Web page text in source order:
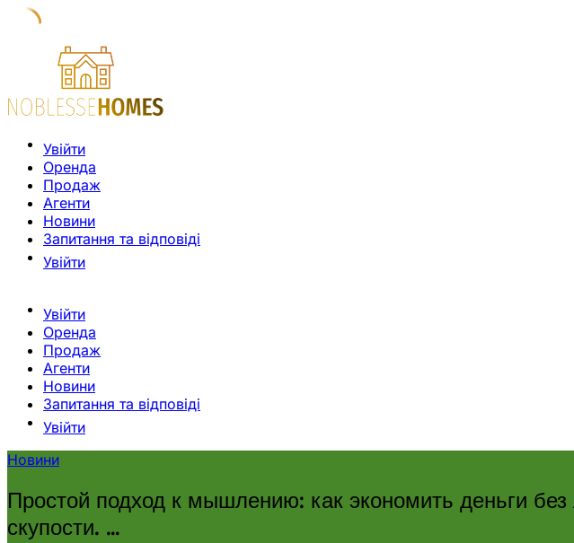
Увійти
Оренда
Продаж
Агенти
Новини
Запитання та відповіді
Увійти
Увійти
Оренда
Продаж
Агенти
Новини
Запитання та відповіді
Увійти
Новини
Простой подход к мышлению: как экономить деньги
скупости. …